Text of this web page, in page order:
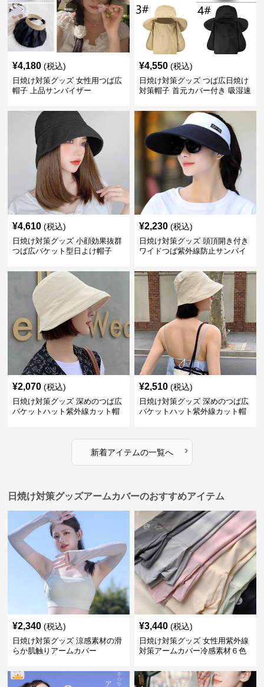
¥4,180 (税込)
日焼け対策グッズ 女性用つば広
帽子 上品サンバイザー
¥4,550 (税込)
日焼け対策グッズ つば広日焼け
対策帽子 首元カバー付き 吸湿速
¥4,610 (税込)
日焼け対策グッズ 小顔効果抜群
つば広バケット型日よけ帽子
¥2,230 (税込)
日焼け対策グッズ 頭頂開き付き
ワイドつば紫外線防止サンバイ
¥2,070 (税込)
日焼け対策グッズ 深めのつば広
バケットハット紫外線カット帽
¥2,510 (税込)
日焼け対策グッズ 深めのつば広
バケットハット紫外線カット帽
新着アイテムの一覧へ ›
日焼け対策グッズアームカバーのおすすめアイテム
¥2,340 (税込)
日焼け対策グッズ 涼感素材の滑
らか肌触りアームカバー
¥3,440 (税込)
日焼け対策グッズ 女性用紫外線
対策アームカバー冷感素材６色